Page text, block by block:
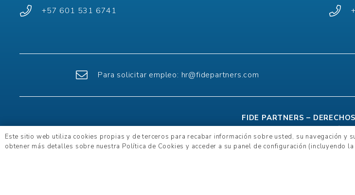
+57 601 531 6741
Para solicitar empleo: hr@fidepartners.com
FIDE PARTNERS –
Política de Cookies y Privacidad –
Plan de Descarbonización 2025 – Diversity, Equity and Inclusion
Este sitio web utiliza cookies propias y de terceros para recabar información sobre usted, su navegación
obtener más detalles sobre nuestra Política de Cookies y acceder a su panel de configuración (incluyendo